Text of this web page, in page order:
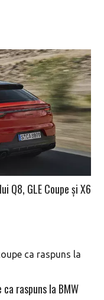
Q8, GLE Coupe și X6
raspuns la BMW